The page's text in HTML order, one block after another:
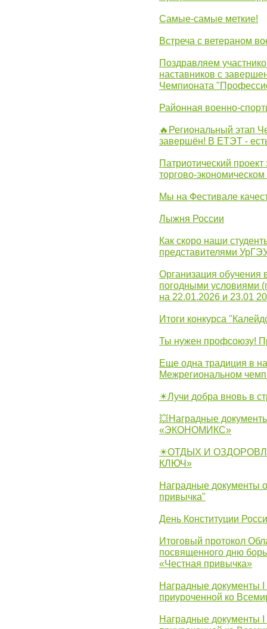
Самые-самые меткие!
Встреча с ветераном
Поздравляем
наставников с
Чемпионата
Районная военно-
🔥Региональный этап
завершён! В ЕТЭТ -
Патриотический
торгово-
Мы на Фестивале
Лыжня России
Как скоро наши
представителями
Организация обучения
погодными условиями
на 22.01.2026 и 23.01
Итоги конкурса
Ты нужен профсоюзу!
Еще одна традиция в
Межрегиональном
☀Лучи добра вновь в
💥Наградные
«ЭКОНОМИКС»
☀ОТДЫХ И
КЛЮЧ»
Наградные документы
привычка"
День Конституции
Итоговый протокол
посвященного дню
«Честная привычка»
Наградные документы
приуроченной ко
Наградные документы